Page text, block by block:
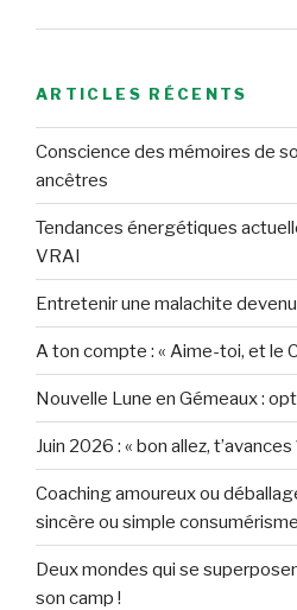
ARTICLES RÉCENTS
Conscience des mémoires de
ancêtres
Tendances énergétiques
VRAI
Entretenir une malachite
A ton compte : « Aime-toi, et le
Nouvelle Lune en Gémeaux :
Juin 2026 : « bon allez, t’avances
Coaching amoureux ou
sincère ou simple
Deux mondes qui se
son camp !